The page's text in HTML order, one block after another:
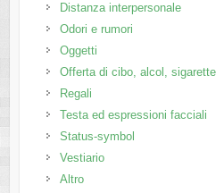
Distanza interpersonale
Odori e rumori
Oggetti
Offerta di cibo, alcol, sigarette
Regali
Testa ed espressioni facciali
Status-symbol
Vestiario
Altro